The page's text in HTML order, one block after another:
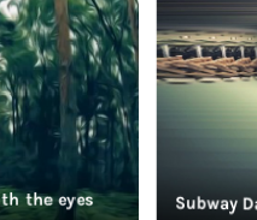
the eyes Subway